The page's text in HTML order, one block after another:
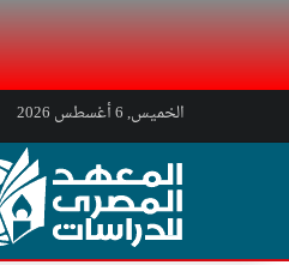
الخميس, 6 أغسطس 2026